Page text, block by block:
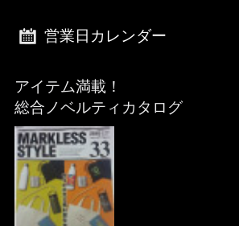
営業日カレンダー
アイテム満載！
総合ノベルティカタログ